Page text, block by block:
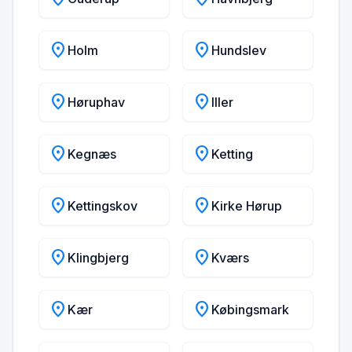
location_on Holm location_on Hundslev
location_on Høruphav location_on Iller
location_on Kegnæs location_on Ketting
location_on Kettingskov location_on Kirke Hørup
location_on Klingbjerg location_on Kværs
location_on Kær location_on Købingsmark